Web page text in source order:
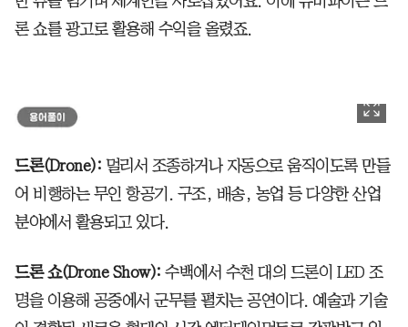
론 쇼를 광고로 활용해 수익을 올렸죠.
드론(Drone): 멀리서 조종하거나 자동으로 움직이도록 만들
어 비행하는 무인 항공기. 구조, 배송, 농업 등 다양한 산업
분야에서 활용되고 있다.
드론 쇼(Drone Show): 수백에서 수천 대의 드론이 LED 조
명을 이용해 공중에서 군무를 펼치는 공연이다. 예술과 기술